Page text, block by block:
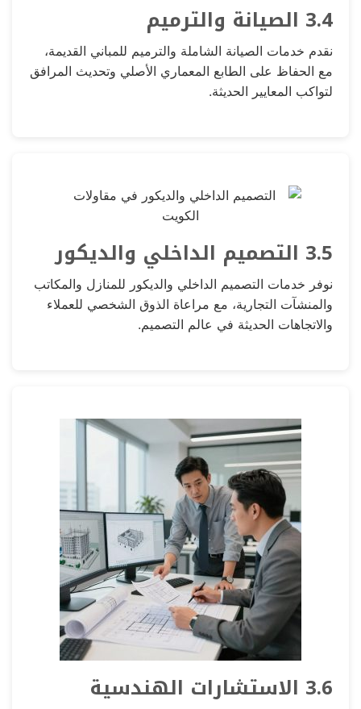
3.4 الصيانة والترميم
نقدم خدمات الصيانة الشاملة والترميم للمباني القديمة،
مع الحفاظ على الطابع المعماري الأصلي وتحديث المرافق
لتواكب المعايير الحديثة.
3.5 التصميم الداخلي والديكور
نوفر خدمات التصميم الداخلي والديكور للمنازل والمكاتب
والمنشآت التجارية، مع مراعاة الذوق الشخصي للعملاء
والاتجاهات الحديثة في عالم التصميم.
3.6 الاستشارات الهندسية